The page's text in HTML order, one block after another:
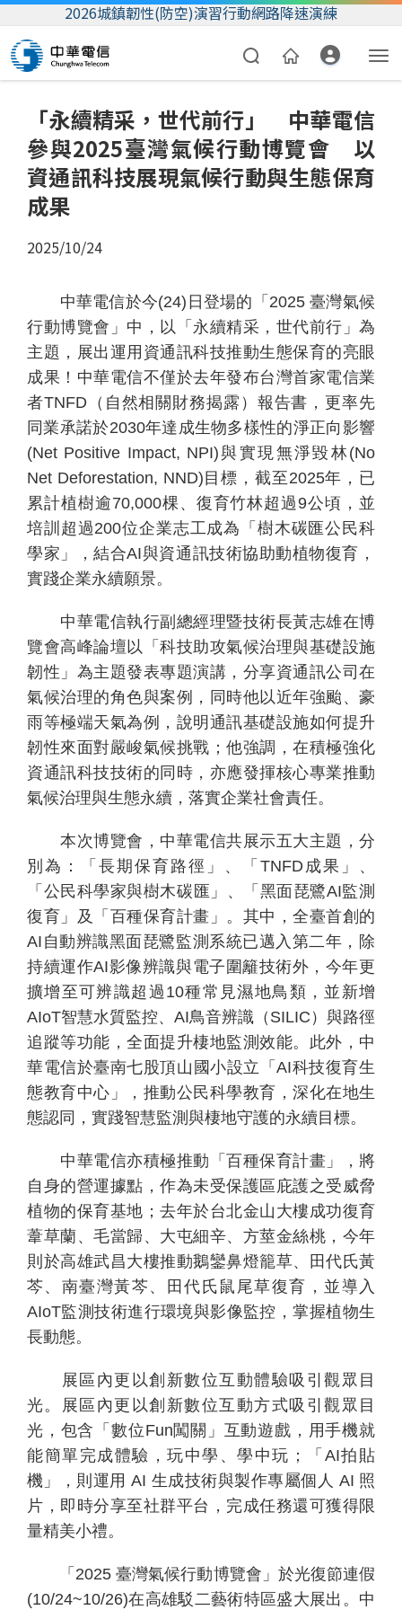
2026城鎮韌性(防空)演習行動網路降速演練
資費合約
帳單繳費
我的帳號
庭
發
們
「永續精采，世代前行」 中華電信
參與2025臺灣氣候行動博覽會 以
資通訊科技展現氣候行動與生態保育
成果
2025/10/24
中華電信於今(24) 日登場的「 2025臺灣氣候
行動博覽會」中，以「永續精采，世代前行」為
主題，展出運用資通訊科技推動生態保育的亮眼
成果！中華電信不僅於去年發布台灣首家電信業
者TNFD （自然相關財務揭露）報告書，更率先
同業承諾於2030年達成生物多樣性的淨正向影響
(Net Positive Impact, NPI)與實現無淨毀林 (No
Net Deforestation, NND) 目標，截至2025年，已
累計植樹逾70,000棵、復育竹林超過9公頃，並
培訓超過200位企業志工成為「樹木碳匯公民科
學家」，結合AI與資通訊技術協助動植物復育，
實踐企業永續願景。
中華電信執行副總經理暨技術長黃志雄在博
覽會高峰論壇以「科技助攻氣候治理與基礎設施
韌性 」為主題發表專題演講，分享資通訊公司在
氣候治理的角色與案例，同時他以近年強颱、豪
雨等極端天氣為例，說明通訊基礎設施如何提升
韌性來面對嚴峻氣候挑戰；他強調，在積極強化
資通訊科技技術的同時，亦應發揮核心專業推動
氣候治理與生態永續，落實企業社會責任。
本次博覽會，中華電信共展示五大主題，分
別為：「長期保育路徑」、「 TNFD 成果」、
「公民科學家與樹木碳匯」、「黑面琵鷺AI監測
復育」及「百種保育計畫」。其中，全臺首創的
AI 自動辨識黑面琵鷺監測系統已邁入第二年，除
持續運作AI影像辨識與電子圍籬技術外，今年更
擴增至可辨識超過 10種常見濕地鳥類，並新增
AIoT智慧水質監控、 AI鳥音辨識（ SILIC ）與路徑
追蹤等功能，全面提升棲地監測效能。此外，中
華電信於臺南七股頂山國小設立「AI科技復育生
態教育中心」，推動公民科學教育，深化在地生
態認同，實踐智慧監測與棲地守護的永續目標。
中華電信亦積極推動「百種保育計畫」，將
自身的營運據點，作為未受保護區庇護之受威脅
植物的保育基地；去年於台北金山大樓成功復育
葦草蘭、毛當歸、大屯細辛、方莖金絲桃，今年
則於高雄武昌大樓推動鵝鑾鼻燈籠草、田代氏黃
芩、南臺灣黃芩、田代氏鼠尾草復育，並導入
AIoT監測技術進行環境與影像監控，掌握植物生
長動態。
展區內更以創新數位互動體驗吸引觀眾目
光。展區內更以創新數位互動方式吸引觀眾目
光，包含「數位Fun闖關」互動遊戲，用手機就
能簡單完成體驗，玩中學、學中玩；「 AI拍貼
機」，則運用 AI 生成技術與製作專屬個人 AI 照
片，即時分享至社群平台，完成任務還可獲得限
量精美小禮。
「 2025臺灣氣候行動博覽會」於光復節連假
(10/24~10/26)在高雄駁二藝術特區盛大展出。中